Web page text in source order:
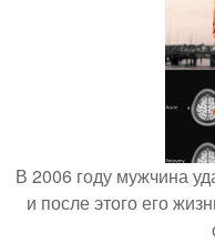
В 2006 году мужчина
и после этого его